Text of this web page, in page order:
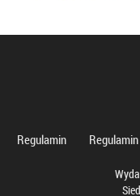
Regulamin